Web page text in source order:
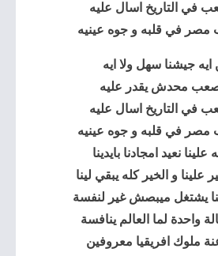
في التاريخ اسال عليه
في قلبه و جوه عينيه
ايه جيشنا سهل ولا ايه
محدش يقدر عليه
في التاريخ اسال عليه
في قلبه و جوه عينيه
نعيد امجادنا بايدينا
و الخير كله يبقي لينا
يشتغل ميبصش غير لنفسة
واحدة لما العالم ينافسة
ملوك افريقيا معروفين